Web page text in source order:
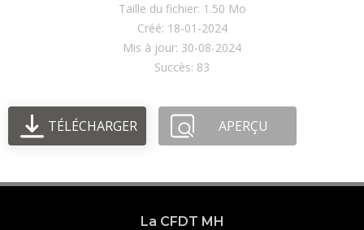
Taille du fichier: 1.50 Mo
Créé: 18-01-2024
Mis à jour: 30-08-2024
Succès: 83
TÉLÉCHARGER APERÇU
La CFDT MH